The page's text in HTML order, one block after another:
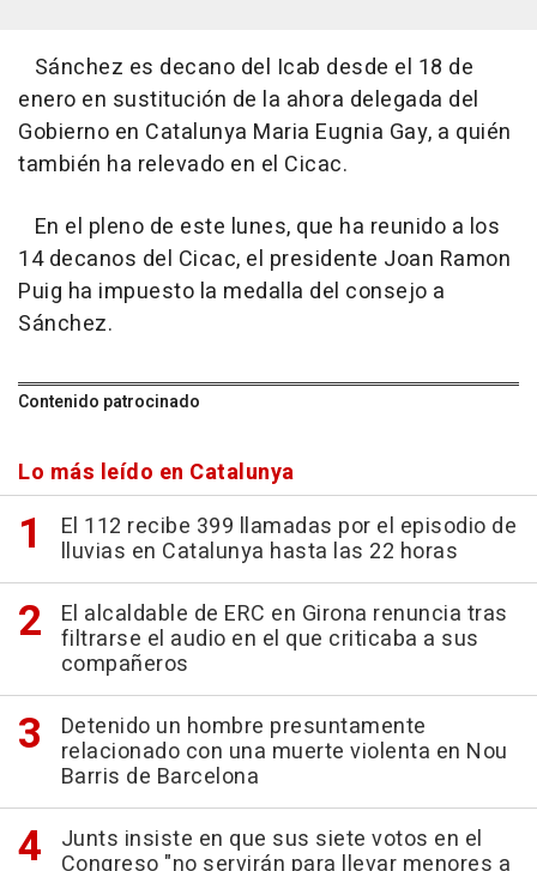
Sánchez es decano del Icab desde el 18 de
enero en sustitución de la ahora delegada del
Gobierno en Catalunya Maria Eugnia Gay, a quién
también ha relevado en el Cicac.
En el pleno de este lunes, que ha reunido a los
14 decanos del Cicac, el presidente Joan Ramon
Puig ha impuesto la medalla del consejo a
Sánchez.
Contenido patrocinado
Lo más leído en Catalunya
El 112 recibe 399 llamadas por el episodio de
lluvias en Catalunya hasta las 22 horas
El alcaldable de ERC en Girona renuncia tras
filtrarse el audio en el que criticaba a sus
compañeros
Detenido un hombre presuntamente
relacionado con una muerte violenta en Nou
Barris de Barcelona
Junts insiste en que sus siete votos en el